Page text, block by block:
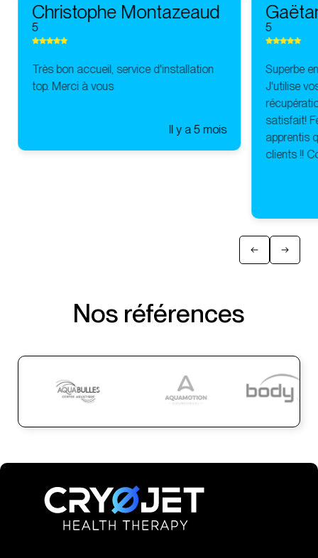
Christophe Montazeaud
5
Très bon accueil, service d'installation
top. Merci à vous
Il y a 5 mois
5
Superbe
J'utilise
satisfait!
apprentis
clients !!
Nos références